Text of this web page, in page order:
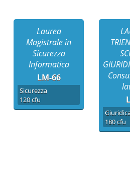
Laurea
Magistrale in
Sicurezza
Informatica
LM-66
Sicurezza
120 cfu
180 cfu